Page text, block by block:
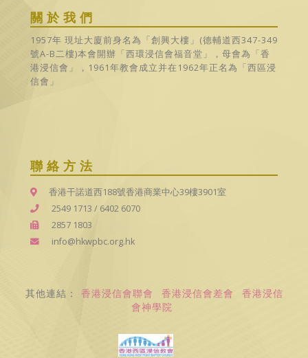
其他連結： 香港浸信會聯會 香港浸信會差會
香港浸信
會神學院
關於我們
1957年 現址大廈前身名為「創興大樓」(德輔道西347-349
號A-B二樓)本會開辦「西環浸信會福音堂」，母會為「香
港浸信會」，1961年教會成立并在1962年正名為「西區浸
信會」
聯絡方法
香港干諾道西188號香港商業中心39樓3901室
2549 1713 / 6402 6070
2857 1803
info@hkwpbc.org.hk